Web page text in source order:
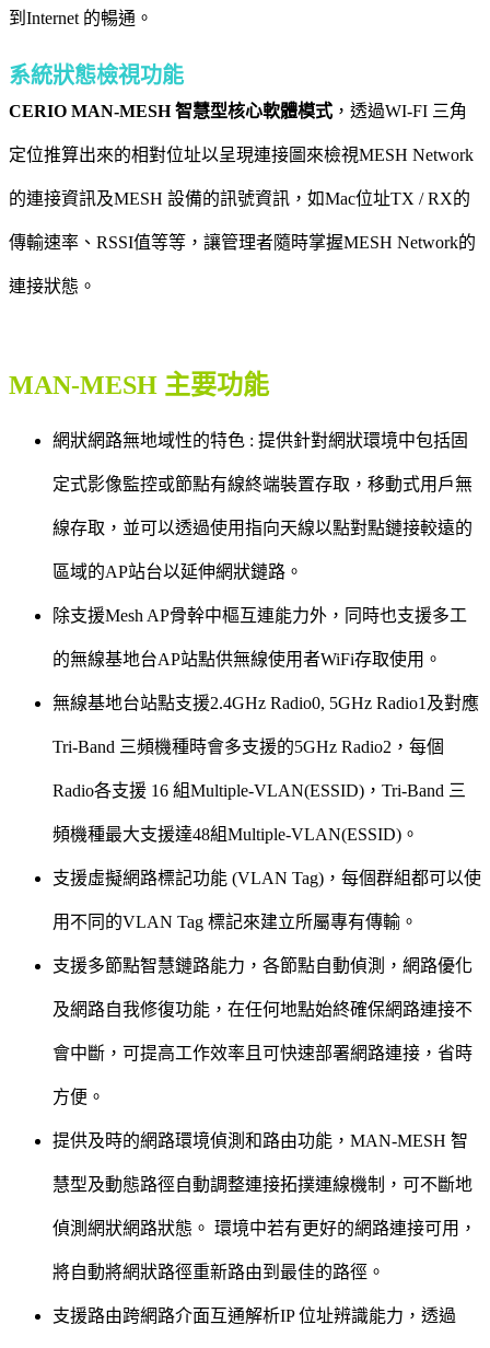
到Internet 的暢通。
系統狀態檢視功能
CERIO MAN-MESH 智慧型核心軟體模式 ，透過WI-FI 三角
定位推算出來的相對位址以呈現連接圖來檢視MESH Network
的連接資訊及MESH 設備的訊號資訊，如Mac位址TX / RX的
傳輸速率、RSSI值等等，讓管理者隨時掌握MESH Network的
連接狀態。
MAN-MESH 主要功能
網狀網路無地域性的特色 : 提供針對網狀環境中包括固
定式影像監控或節點有線終端裝置存取，移動式用戶無
線存取，並可以透過使用指向天線以點對點鏈接較遠的
區域的AP站台以延伸網狀鏈路。
除支援Mesh AP骨幹中樞互連能力外，同時也支援多工
的無線基地台AP站點供無線使用者WiFi存取使用。
無線基地台站點支援2.4GHz Radio0, 5GHz Radio1及對應
Tri-Band 三頻機種時會多支援的5GHz Radio2，每個
Radio各支援 16 組Multiple-VLAN(ESSID)，Tri-Band 三
頻機種最大支援達48組Multiple-VLAN(ESSID)。
支援虛擬網路標記功能 (VLAN Tag)，每個群組都可以使
用不同的VLAN Tag 標記來建立所屬專有傳輸。
支援多節點智慧鏈路能力，各節點自動偵測，網路優化
及網路自我修復功能，在任何地點始終確保網路連接不
會中斷，可提高工作效率且可快速部署網路連接，省時
方便。
提供及時的網路環境偵測和路由功能，MAN-MESH 智
慧型及動態路徑自動調整連接拓撲連線機制，可不斷地
偵測網狀網路狀態。 環境中若有更好的網路連接可用，
將自動將網狀路徑重新路由到最佳的路徑。
支援路由跨網路介面互通解析IP 位址辨識能力，透過